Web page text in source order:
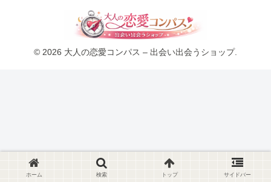
© 2026 大人の恋愛コンパス – 出会い出会うショップ.
ホーム 検索 トップ サイドバー